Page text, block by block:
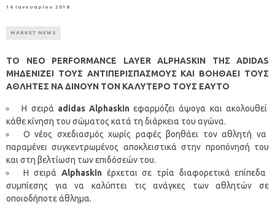
16 Ιανουαρίου 2018
MARKET NEWS
ΤΟ ΝΕΟ PERFORMANCE LAYER ALPHASKIN ΤΗΣ ADIDAS
ΜΗΔΕΝΙΖΕΙ ΤΟΥΣ ΑΝΤΙΠΕΡΙΣΠΑΣΜΟΥΣ ΚΑΙ ΒΟΗΘΑΕΙ ΤΟΥΣ
ΑΘΛΗΤΕΣ ΝΑ ΔΙΝΟΥΝ ΤΟΝ ΚΑΛΥΤΕΡΟ ΤΟΥΣ ΕΑΥΤΟ
Η σειρά adidasAlphaskin εφαρμόζει άψογα και ακολουθεί
κάθε κίνηση του σώματος κατά τη διάρκεια του αγώνα.
Ο νέος σχεδιασμός χωρίς ραφές βοηθάει τον αθλητή να
παραμένει συγκεντρωμένος αποκλειστικά στην προπόνησή του
και στη βελτίωση των επιδόσεών του.
Η σειρά Alphaskin έρχεται σε τρία διαφορετικά επίπεδα
συμπίεσης για να καλύπτει τις ανάγκες των αθλητών σε
οποιοδήποτε άθλημα.